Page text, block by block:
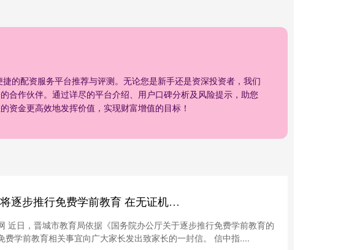
的配资服务平台推荐与评测。无论您是新手还是资深投资者，我们
合作伙伴。通过详尽的平台介绍、用户口碑分析及风险提示，助您
资金更高效地发挥价值，实现财富增值的目标！
亿赢配资 晋城市将逐步推行免费学前教育 在无证机构就读的儿童无法享受免费政策
近日，晋城市教育局依据《国务院办公厅关于逐步推行免费学前教育的
费学前教育相关事宜向广大家长发出致家长的一封信。 信中指....